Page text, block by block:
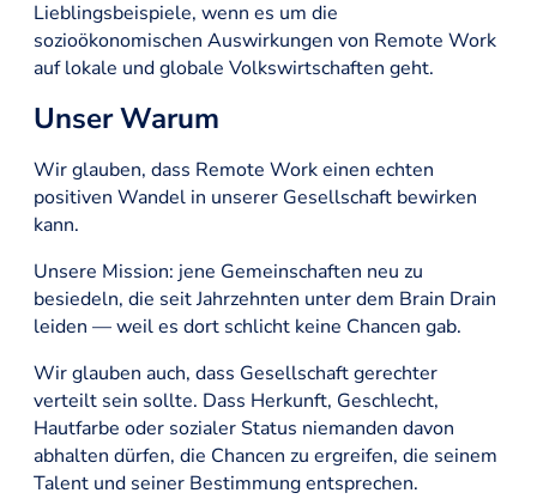
Lieblingsbeispiele, wenn es um die
sozioökonomischen Auswirkungen von Remote Work
auf lokale und globale Volkswirtschaften geht.
Unser Warum
Wir glauben, dass Remote Work einen echten
positiven Wandel in unserer Gesellschaft bewirken
kann.
Unsere Mission: jene Gemeinschaften neu zu
besiedeln, die seit Jahrzehnten unter dem Brain Drain
leiden — weil es dort schlicht keine Chancen gab.
Wir glauben auch, dass Gesellschaft gerechter
verteilt sein sollte. Dass Herkunft, Geschlecht,
Hautfarbe oder sozialer Status niemanden davon
abhalten dürfen, die Chancen zu ergreifen, die seinem
Talent und seiner Bestimmung entsprechen.